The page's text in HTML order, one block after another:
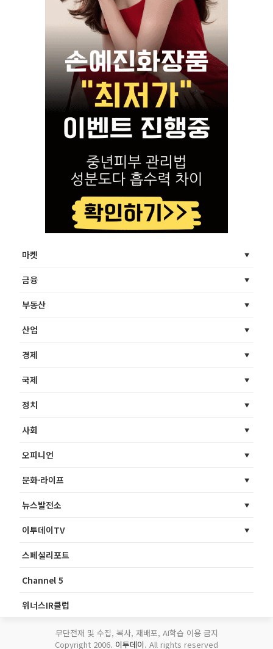
마켓
금융
부동산
산업
경제
국제
정치
사회
오피니언
문화·라이프
뉴스발전소
이투데이TV
스페셜리포트
Channel 5
위너스IR클럽
무단전재 및 수집, 복사, 재배포, AI학습 이용 금지
Copyright 2006. 이투데이. All rights reserved